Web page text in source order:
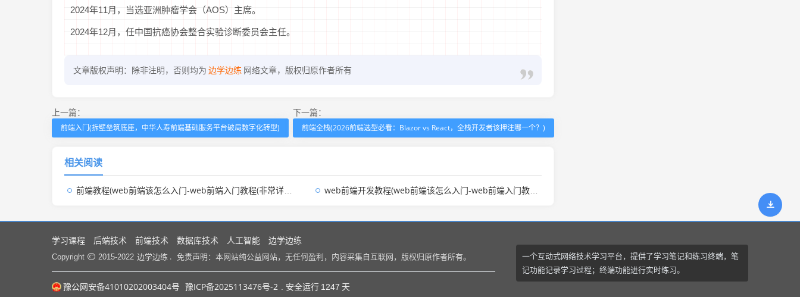
2024年11月，当选亚洲肿瘤学会（AOS）主席。
2024年12月，任中国抗癌协会整合实验诊断委员会主任。
文章版权声明：除非注明，否则均为 边学边练 网络文章，版权归原作者所有
上一篇：
前端入门(拆壁垒筑底座，中华人寿前端基础服务平台破局数字化转型)
下一篇：
前端全栈(2026前端选型必看：Blazor vs React，全栈开发者该押注哪一个？)
相关阅读
前端教程(web前端该怎么入门-web前端入门教程(非常详细)) web前端开发教程(web前端该怎么入门-web前端入门教程(非常详细))
学习课程 后端技术 前端技术 数据库技术 人工智能 边学边练
Copyright 2015-2022 边学边练 . 免责声明：本网站纯公益网站，无任何盈利，内容采集自互联网，版权归原作者所有。
一个互动式网络技术学习平台，提供了学习笔记和练习终端，笔
记功能记录学习过程；终端功能进行实时练习。
豫公网安备41010202003404号 豫ICP备2025113476号-2 . 安全运行 1247 天